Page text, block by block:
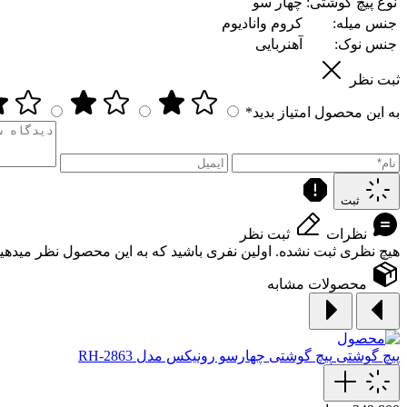
جنس میله:
کروم وانادیوم
جنس نوک:
آهنربایی
ثبت نظر
به این محصول امتیاز بدید*
ثبت
نظرات
ثبت نظر
هیچ نظری ثبت نشده. اولین نفری باشید که به این محصول نظر
محصولات مشابه
پیچ گوشتی پیچ گوشتی چهارسو رونیکس مدل RH-2863